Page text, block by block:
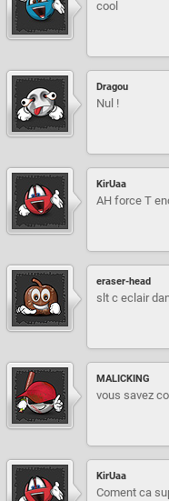
cool
Dragou
Nul !
KirUaa
AH force T
eraser-head
slt c eclair
MALICKING
vous savez
KirUaa
Coment ca